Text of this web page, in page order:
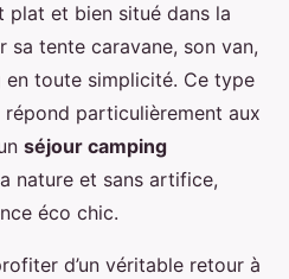
plat et bien situé dans la
sa tente caravane, son van,
en toute simplicité. Ce type
répond particulièrement aux
séjour camping
nature et sans artifice,
éco chic.
d’un véritable retour à